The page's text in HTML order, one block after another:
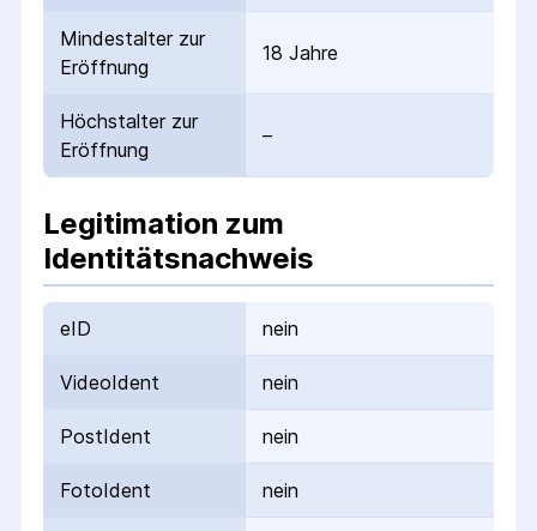
Mindestalter zur
Eröffnung
18 Jahre
Höchstalter zur
Eröffnung
–
Legitimation zum
Identitätsnachweis
eID nein
VideoIdent nein
PostIdent nein
FotoIdent nein